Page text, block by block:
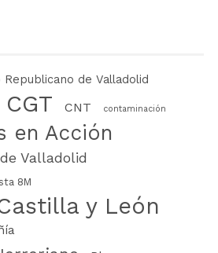
Republicano de Valladolid
CGT CNT contaminación
en Acción
Valladolid
8M
y León